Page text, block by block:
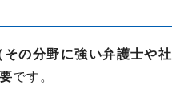
その分野に強い弁護士や社
です。